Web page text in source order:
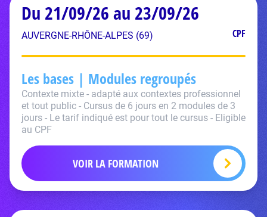
Du 21/09/26 au 23/09/26
AUVERGNE-RHÔNE-ALPES (69) CPF
Les bases | Modules regroupés
Contexte mixte - adapté aux contextes professionnel
et tout public - Cursus de 6 jours en 2 modules de 3
jours - Le tarif indiqué est pour tout le cursus - Eligible
au CPF
VOIR LA FORMATION